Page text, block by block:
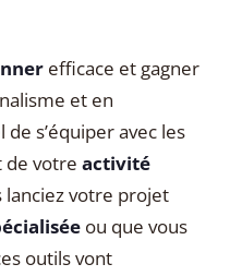
efficace et gagner
et en
s’équiper avec les
de votreactivité
lanciez votre projet
ou que vous
outils vont